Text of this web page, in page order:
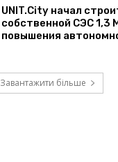
UNIT.City начал
собственной СЭС 1,3
повышения
Завантажити більше